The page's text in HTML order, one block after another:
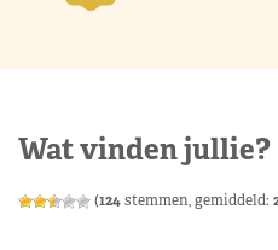
Wat vinden jullie?
(124stemmen, gemiddeld: